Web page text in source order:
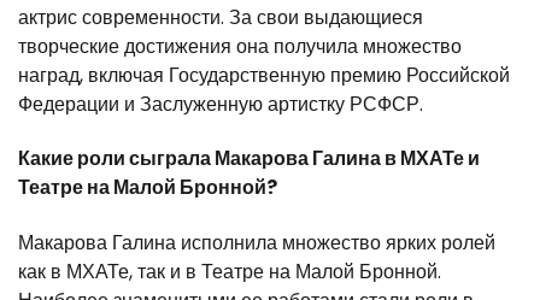
актрис современности. За свои выдающиеся
творческие достижения она получила множество
наград, включая Государственную премию Российской
Федерации и Заслуженную артистку РСФСР.
Какие роли сыграла Макарова Галина в МХАТе и
Театре на Малой Бронной?
Макарова Галина исполнила множество ярких ролей
как в МХАТе, так и в Театре на Малой Бронной.